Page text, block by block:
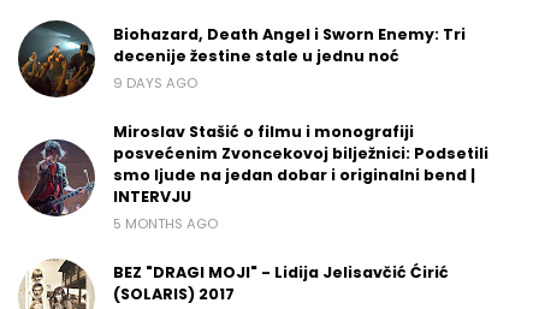
Biohazard, Death Angel i Sworn Enemy: Tri
decenije žestine stale u jednu noć
9 DAYS AGO
Miroslav Stašić o filmu i monografiji
posvećenim Zvoncekovoj bilježnici: Podsetili
smo ljude na jedan dobar i originalni bend |
INTERVJU
5 MONTHS AGO
BEZ "DRAGI MOJI" - Lidija Jelisavčić Ćirić
(SOLARIS) 2017